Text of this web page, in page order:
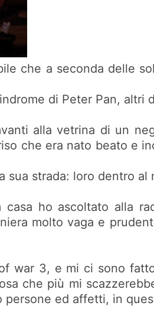
che a seconda delle
di Peter Pan, altri
alla vetrina di un
che era nato beato e
strada: loro dentro
ho ascoltato alla
molto vaga e
war 3, e mi ci sono
che più mi
persone ed affetti, in